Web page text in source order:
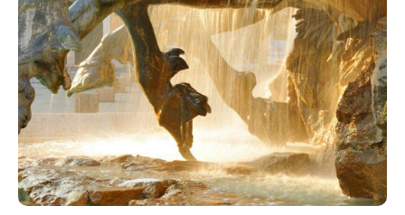
(paysages, ville, street, portraits)
Dès la première heure vous appliquez et travaillez
avec votre boitier.
Pour Qui :
Pour vous…débutant, amateur..
-Vous venez d’acheter un boitier et vous voulez en
exploiter les possibilités.
-Vous souhaitez réviser vos connaissances